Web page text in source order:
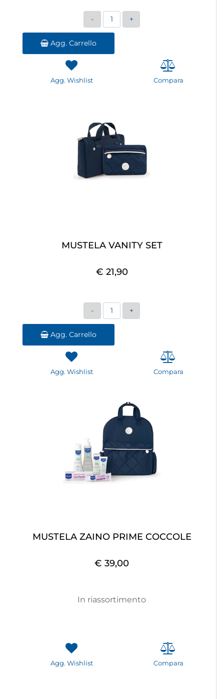
Quantità
Agg. Carrello
Agg. Wishlist Compara
MUSTELA VANITY SET
€ 21,90
Quantità
Agg. Carrello
Agg. Wishlist Compara
MUSTELA ZAINO PRIME COCCOLE
€ 39,00
In riassortimento
Agg. Wishlist Compara